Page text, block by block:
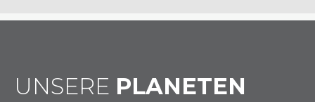
UNSERE PLANETEN